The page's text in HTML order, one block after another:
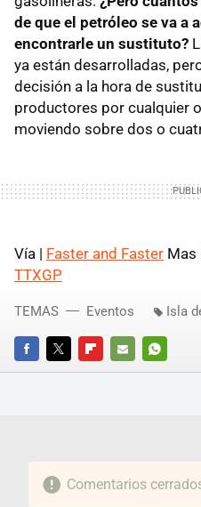
de que el petróleo se va a
encontrarle un sustituto?
ya están desarrolladas,
decisión a la hora de
productores por cualquier
moviendo sobre dos o
Vía | Faster and Faster Mas
TTXGP
FACEBOOKTWITTERFLIPBOARD
E-
TEMAS Eventos Isla
Comentarios